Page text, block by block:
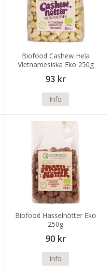
Biofood Cashew Hela
Vietnamesiska Eko 250g
93 kr
Info
Biofood Hasselnötter Eko
250g
90 kr
Info